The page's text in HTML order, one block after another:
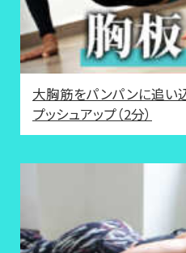
大胸筋をパンパンに追い
プッシュアップ（2分）